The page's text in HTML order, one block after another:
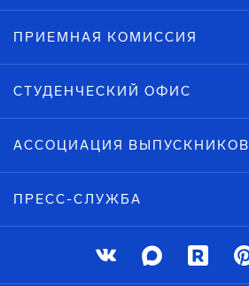
ПРИЕМНАЯ КОМИССИЯ
СТУДЕНЧЕСКИЙ ОФИС
АССОЦИАЦИЯ ВЫПУСКНИКОВ
ПРЕСС-СЛУЖБА